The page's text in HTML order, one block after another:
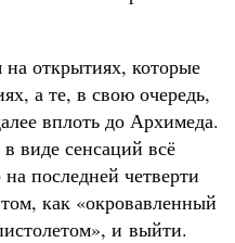
на открытиях, которые
а те, в свою очередь,
вплоть до Архимеда.
в виде сенсаций всё
последней четверти
как «окровавленный
и выйти.